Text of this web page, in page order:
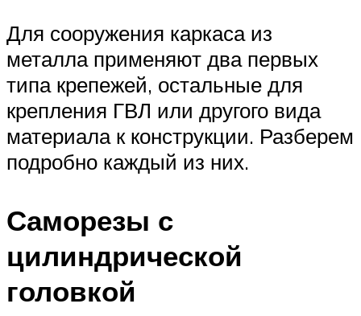
Для сооружения каркаса из
металла применяют два первых
типа крепежей, остальные для
крепления ГВЛ или другого вида
материала к конструкции. Разберем
подробно каждый из них.
Саморезы с
цилиндрической
головкой